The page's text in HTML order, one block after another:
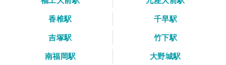
香椎駅
千早駅
吉塚駅
竹下駅
南福岡駅
大野城駅